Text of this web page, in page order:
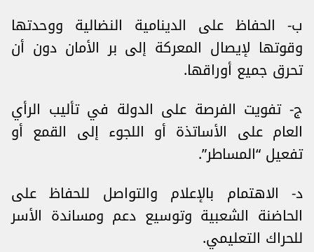
ب‌- الحفاظ على الدينامية النضالية ووحدتها
وقوتها لإيصال المعركة إلى بر الأمان دون أن
تحرق جميع أوراقها.
ج‌- تفويت الفرصة على الدولة في تأليب الرأي
العام على الأساتذة أو اللجوء إلى القمع أو
تفعيل “المساطر”.
د‌- الاهتمام بالإعلام والتواصل للحفاظ على
الحاضنة الشعبية وتوسيع دعم ومساندة الأسر
للحراك التعليمي.